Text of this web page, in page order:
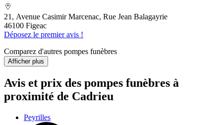
21, Avenue Casimir Marcenac, Rue Jean Balagayrie
46100 Figeac
Déposez le premier avis !
Comparez d'autres pompes funèbres
Afficher plus
Avis et prix des pompes funèbres à
proximité de Cadrieu
Peyrilles